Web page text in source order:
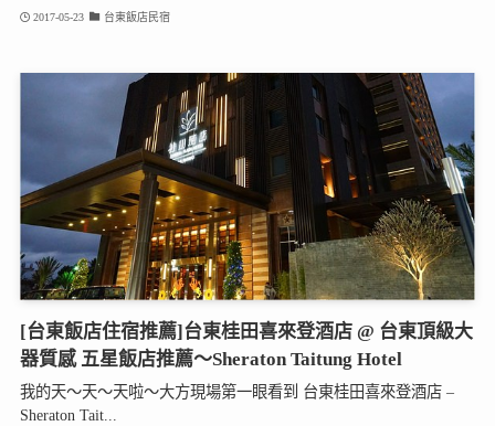
2017-05-23 台東飯店民宿
[台東飯店住宿推薦]台東桂田喜來登酒店 @ 台東頂級大
器質感 五星飯店推薦～Sheraton Taitung Hotel
我的天～天～天啦～大方現場第一眼看到 台東桂田喜來登酒店 –
Sheraton Tait...